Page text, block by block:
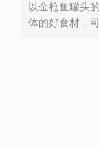
以金枪鱼罐头
体的好食材，